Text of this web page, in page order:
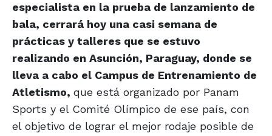
especialista en la prueba de lanzamiento de
bala, cerrará hoy una casi semana de
prácticas y talleres que se estuvo
realizando en Asunción, Paraguay, donde se
lleva a cabo el Campus de Entrenamiento de
Atletismo, que está organizado por Panam
Sports y el Comité Olímpico de ese país, con
el objetivo de lograr el mejor rodaje posible de